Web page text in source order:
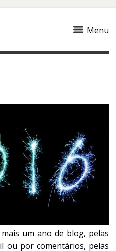
Menu
um ano de blog, pelas
ou por comentários, pelas